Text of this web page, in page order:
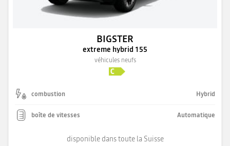
BIGSTER
extreme hybrid 155
véhicules neufs
combustion Hybrid
boîte de vitesses Automatique
disponible dans toute la Suisse